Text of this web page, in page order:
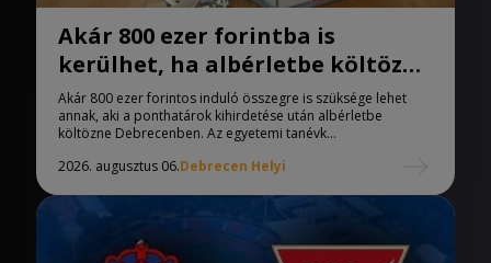
Akár 800 ezer forintba is
kerülhet, ha albérletbe költözne
Debrecenben
Akár 800 ezer forintos induló összegre is szüksége lehet
annak, aki a ponthatárok kihirdetése után albérletbe
költözne Debrecenben. Az egyetemi tanévk...
2026. augusztus 06.Debrecen Helyi